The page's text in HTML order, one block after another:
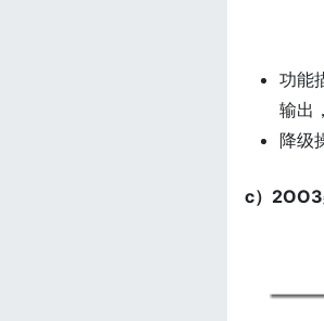
功能
输出
降级
c）2OO3